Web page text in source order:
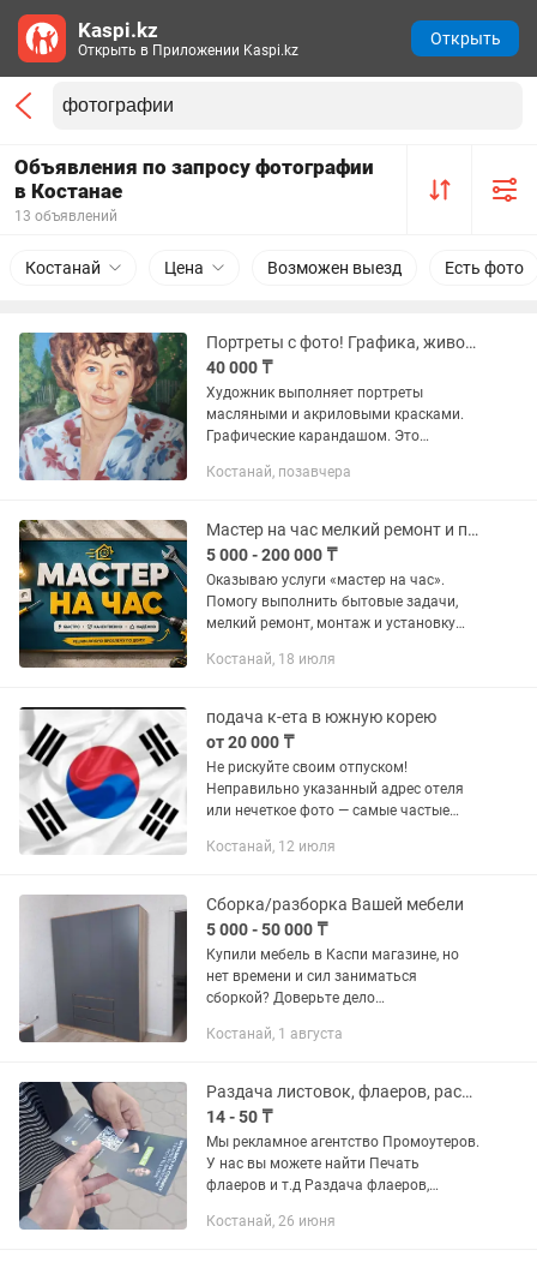
Объявления по запросу фотографии
в Костанае
13 объявлений
Костанай Цена Возможен выезд Есть фото
Портреты с фото! Графика, живопись!
40 000 ₸
Художник выполняет портреты
масляными и акриловыми красками.
Графические карандашом. Это
благодаря таким портретам мы знаем
Индивидуальный подход....
Костанай, позавчера
Мастер на час мелкий ремонт и помощь по дому, муж на час
5 000 - 200 000 ₸
Оказываю услуги «мастер на час».
Помогу выполнить бытовые задачи,
мелкий ремонт, монтаж и установку
или офисе. Электрика: — замена
Костанай, 18 июля
подача к-ета в южную корею
от 20 000 ₸
Не рискуйте своим отпуском!
Неправильно указанный адрес отеля
или нечеткое фото — самые частые
выбирают меня: - Скорость: Подача в
Костанай, 12 июля
Сборка/разборка Вашей мебели
5 000 - 50 000 ₸
Купили мебель в Каспи магазине, но
нет времени и сил заниматься
сборкой? Доверьте дело
мебели с магазина; + Сборка/разборка
Отправляейте...
Костанай, 1 августа
Раздача листовок, флаеров, расклейка
14 - 50 ₸
Мы рекламное агентство Промоутеров.
У нас вы можете найти Печать
флаеров и т.д Раздача флаеров,
есть.
Костанай, 26 июня
Kaspi.kz
Открыть в Приложении Kaspi.kz
Открыть